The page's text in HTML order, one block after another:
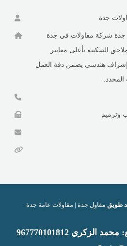
جدة
– جدة شركة مقاولات في جدة
السكنية بأعلى معايير
وإشراف هندسي يضمن دقة العمل
وترميم
طويق مقاول جدة | مقاولات عامة جدة
: محمد الزكري 9 67770101812